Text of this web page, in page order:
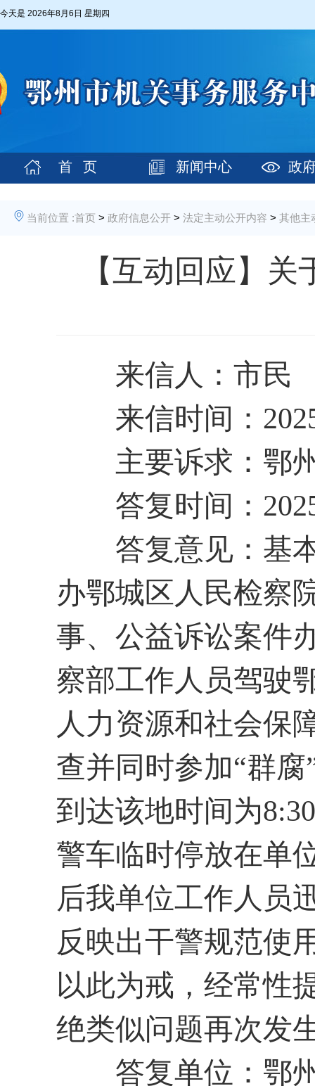
今天是 2026年8月6日 星期四
首 页 新闻中心 政
当前位置 :首页 > 政府信息公开 > 法定主动公开内容 > 其他主
【互动回应】
来信人：市民
来信时间：
主要诉求：鄂州
答复时间：
答复意见：基本
办鄂城区人民检察
事、公益诉讼案件
察部工作人员驾驶
人力资源和社会保
查并同时参加“群
到达该地时间为
警车临时停放在单
后我单位工作人员
反映出干警规范使
以此为戒，经常性
绝类似问题再次发
答复单位：鄂州